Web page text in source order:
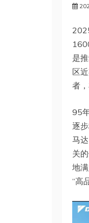
是
区
者
95
逐
马
关
地
“高